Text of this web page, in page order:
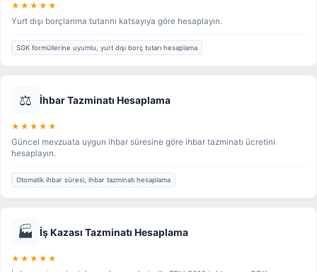
★★★★★
Yurt dışı borçlanma tutarını katsayıya göre hesaplayın.
SGK formüllerine uyumlu, yurt dışı borç tutarı hesaplama
⚖️ İhbar Tazminatı Hesaplama
★★★★★
Güncel mevzuata uygun ihbar süresine göre ihbar tazminatı ücretini
hesaplayın.
Otomatik ihbar süresi, ihbar tazminatı hesaplama
🏭 İş Kazası Tazminatı Hesaplama
★★★★★